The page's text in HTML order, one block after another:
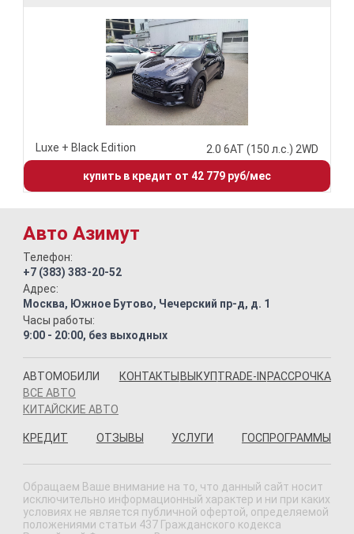
Luxe + Black Edition 2.0 6АТ (150 л.с.) 2WD
купить в кредит от 42 779 руб/мес
Авто Азимут
Телефон:
+7 (383) 383-20-52
Адрес:
Москва, Южное Бутово, Чечерский пр-д, д. 1
Часы работы:
9:00 - 20:00, без выходных
АВТОМОБИЛИ
ВСЕ АВТО
КИТАЙСКИЕ АВТО
КОНТАКТЫ ВЫКУПTRADE-IN РАССРОЧКА
КРЕДИТ ОТЗЫВЫ УСЛУГИ ГОСПРОГРАММЫ
Обращаем Ваше внимание на то, что данный сайт носит
исключительно информационный характер и ни при каких
условиях не является публичной офертой, определяемой
положениями статьи 437 Гражданского кодекса